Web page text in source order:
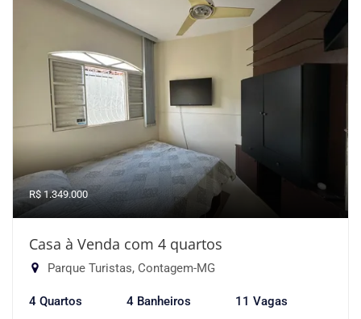
R$ 1.349.000
Casa à Venda com 4 quartos
Parque Turistas, Contagem-MG
4 Quartos 4 Banheiros 11 Vagas